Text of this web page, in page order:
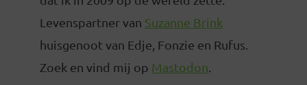
Levenspartner van Suzanne Brink
huisgenoot van Edje, Fonzie en Rufus.
Zoek en vind mij op Mastodon